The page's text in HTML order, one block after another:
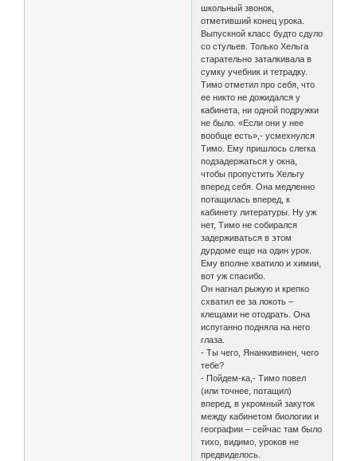
школьный звонок,
отметивший конец урока.
Выпускной класс будто сдуло
со стульев. Только Хельга
старательно заталкивала в
сумку учебник и тетрадку.
Тимо отметил про себя, что
ее никто не дожидался у
кабинета, ни одной подружки
не было. «Если они у нее
вообще есть»,- усмехнулся
Тимо. Ему пришлось слегка
подзадержаться у окна,
чтобы пропустить Хельгу
вперед себя. Она медленно
потащилась вперед, к
кабинету литературы. Ну уж
нет, Тимо не собирался
задерживаться в этом
дурдоме еще на один урок.
Ему вполне хватило и химии,
вот уж спасибо.
Он нагнал рыжую и крепко
схватил ее за локоть –
клещами не отодрать. Она
испуганно подняла на него
глаза.
- Ты чего, Янанкивинен, чего
тебе?
- Пойдем-ка,- Тимо повел
(или точнее, потащил)
вперед, в укромный закуток
между кабинетом биологии и
географии – сейчас там было
тихо, видимо, уроков не
предвиделось.